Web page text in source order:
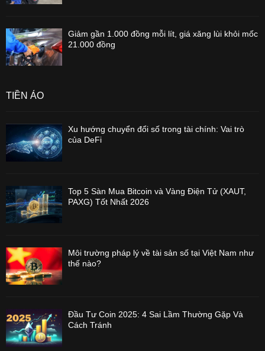
Giảm gần 1.000 đồng mỗi lít, giá xăng lùi khỏi mốc
21.000 đồng
TIỀN ẢO
Xu hướng chuyển đổi số trong tài chính: Vai trò
của DeFi
Top 5 Sàn Mua Bitcoin và Vàng Điện Tử (XAUT,
PAXG) Tốt Nhất 2026
Môi trường pháp lý về tài sản số tại Việt Nam như
thế nào?
Đầu Tư Coin 2025: 4 Sai Lầm Thường Gặp Và
Cách Tránh